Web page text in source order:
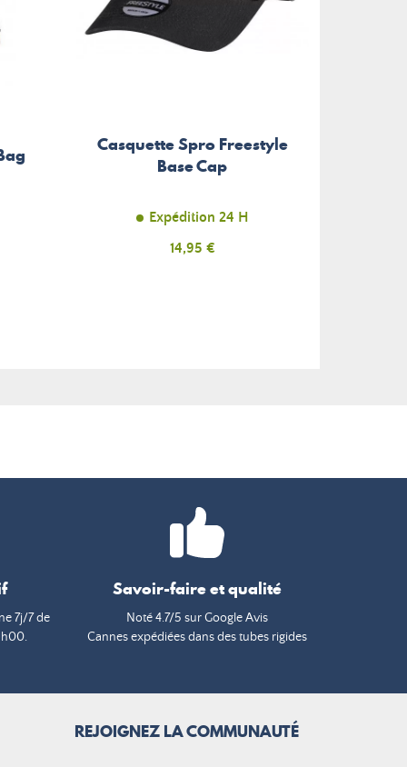
Casquette Spro Freestyle
Base Cap
Expédition 24 H
Prix
14,95 €
7j/7 de
Savoir-faire et qualité
Noté 4.7/5 sur Google Avis
Cannes expédiées dans des tubes rigides
REJOIGNEZ LA COMMUNAUTÉ